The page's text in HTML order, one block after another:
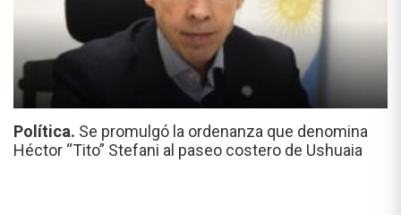
Política. Se promulgó la ordenanza que denomina
Héctor “Tito” Stefani al paseo costero de Ushuaia